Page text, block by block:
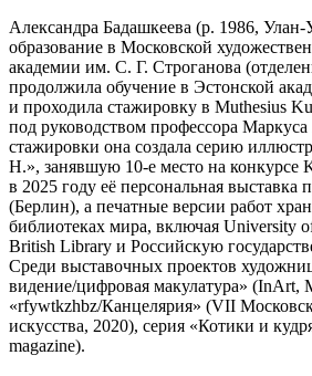
Александра Бадашкеева (р. 1986, Улан-
образование в Московской
академии им. С. Г. Строганова
продолжила обучение в Эстонской
и проходила стажировку в Muthesius
под руководством профессора
стажировки она создала серию
H.», занявшую 10-е место на конкурсе
в 2025 году её персональная выставка
(Берлин), а печатные версии работ
библиотеках мира, включая University
British Library и Российскую
Среди выставочных проектов
видение/цифровая макулатура» (InArt,
«rfywtkzhbz/Канцелярия» (VII
искусства, 2020), серия «Котики и
magazine).